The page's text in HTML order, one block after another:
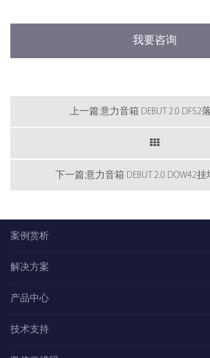
我要咨询
上一篇:意力音箱 DEBUT 2.0 DF52
下一篇:意力音箱 DEBUT 2.0 DOW42
案例赏析
解决方案
产品中心
技术支持